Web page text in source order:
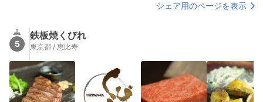
シェア用のページを表示
5
鉄板焼くびれ
東京都 / 恵比寿